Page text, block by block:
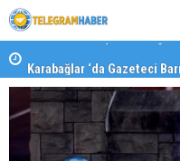
Karabağlar ‘da Gazeteci